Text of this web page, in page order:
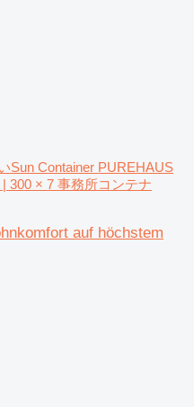
Sun Container PUREHAUS
300 × 7 事務所コンテナ
auf höchstem